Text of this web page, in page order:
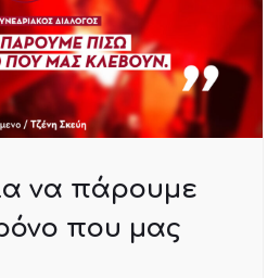
να πάρουμε
που μας